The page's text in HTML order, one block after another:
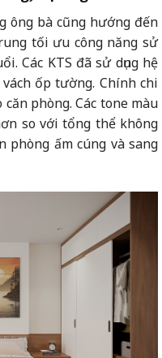
ông bà cũng hướng đến
tối ưu công năng sử
Các KTS đã sử dụng hệ
ốp tường. Chính chi
phòng. Các tone màu
so với tổng thể không
phòng ấm cúng và sang